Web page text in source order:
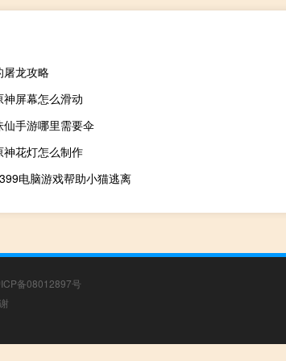
屠龙攻略
神屏幕怎么滑动
仙手游哪里需要伞
神花灯怎么制作
电脑游戏帮助小猫逃离
备08012897号